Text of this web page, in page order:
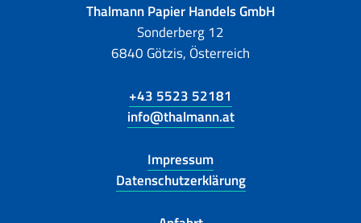
Thalmann Papier Handels GmbH
Sonderberg 12
6840 Götzis, Österreich
+43 5523 52181
info@thalmann.at
Impressum
Datenschutzerklärung